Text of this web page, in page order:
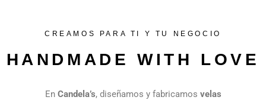
candela's
CREAMOS PARA TI Y TU NEGOCIO
HANDMADE WITH LOVE
En Candela’s, diseñamos y fabricamos velas